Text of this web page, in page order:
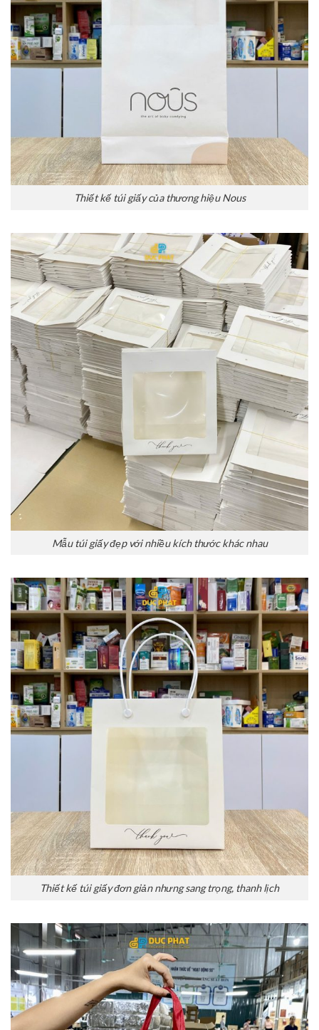
Thiết kế túi giấy của thương hiệu Nous
Mẫu túi giấy đẹp với nhiều kích thước khác nhau
Thiết kế túi giấy đơn giản nhưng sang trọng, thanh lịch